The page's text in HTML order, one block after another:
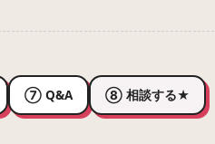
⑦ Q&A ⑧ 相談する★